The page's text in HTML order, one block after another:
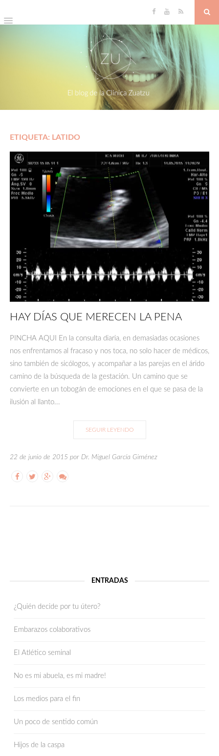
ETIQUETA: LATIDO
HAY DÍAS QUE MERECEN LA PENA
PINCHA AQUI En la consulta diaria, en demasiadas ocasiones
nos enfrentamos al fracaso y nos toca, no solo hacer de médicos,
sino también de sicólogos, y acompañar a las parejas en el árido
camino de la búsqueda de la gestación. Un camino que se
convierte en un tobogán de emociones en el que se pasa de la
ilusión al llanto...
SEGUIR LEYENDO
22 de junio de 2015 por Dr. Miguel García Giménez
ENTRADAS
¿Quién decide por tu útero?
Embarazos colaborativos
El Atlético seminal
No es mi abuela, es mi madre!
Los medios para el fin
Un poco de sentido común
Hijos de la caspa